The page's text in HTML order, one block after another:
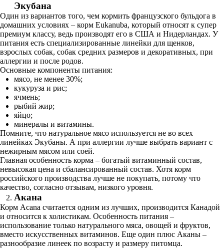
Экубана
Один из вариантов того, чем кормить французского бульдога в
домашних условиях – корм Eukanuba, который относят к супер
премиум классу, ведь производят его в США и Нидерландах. У
питания есть специализированные линейки для щенков,
взрослых собак, собак средних размеров и декоративных, при
аллергии и после родов.
Основные компоненты питания:
мясо, не менее 30%;
кукуруза и рис;
ячмень;
рыбий жир;
яйцо;
минералы и витамины.
Помните, что натуральное мясо используется не во всех
линейках Экубаны. А при аллергии лучше выбрать вариант с
нежирным мясом или соей.
Главная особенность корма – богатый витаминный состав,
невысокая цена и сбалансированный состав. Хотя корм
российского производства лучше не покупать, потому что
качество, согласно отзывам, низкого уровня.
Акана
Корм Acana считается одним из лучших, производится Канадой
и относится к холистикам. Особенность питания –
использование только натурального мяса, овощей и фруктов,
вместо искусственных витаминов. Еще один плюс Аканы –
разнообразие линеек по возрасту и размеру питомца.